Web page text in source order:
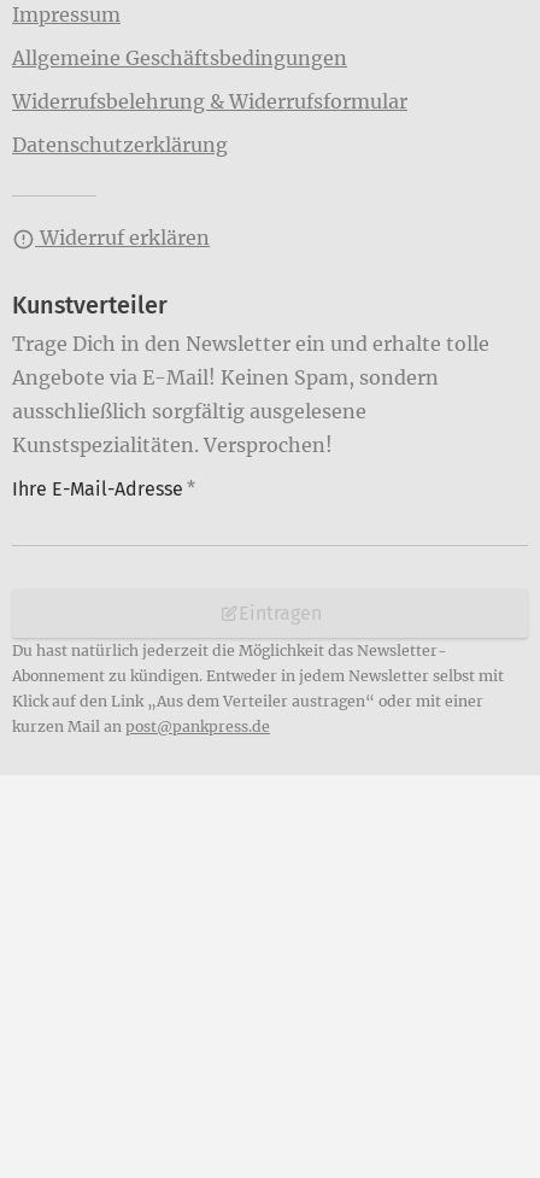
Impressum
Allgemeine Geschäftsbedingungen
Widerrufsbelehrung & Widerrufsformular
Datenschutzerklärung
Widerruf erklären
Kunstverteiler
Trage Dich in den Newsletter ein und erhalte tolle
Angebote via E-Mail! Keinen Spam, sondern
ausschließlich sorgfältig ausgelesene
Kunstspezialitäten. Versprochen!
Ihre E-Mail-Adresse *
Eintragen
Du hast natürlich jederzeit die Möglichkeit das Newsletter-
Abonnement zu kündigen. Entweder in jedem Newsletter selbst mit
Klick auf den Link „Aus dem Verteiler austragen“ oder mit einer
kurzen Mail an post@pankpress.de